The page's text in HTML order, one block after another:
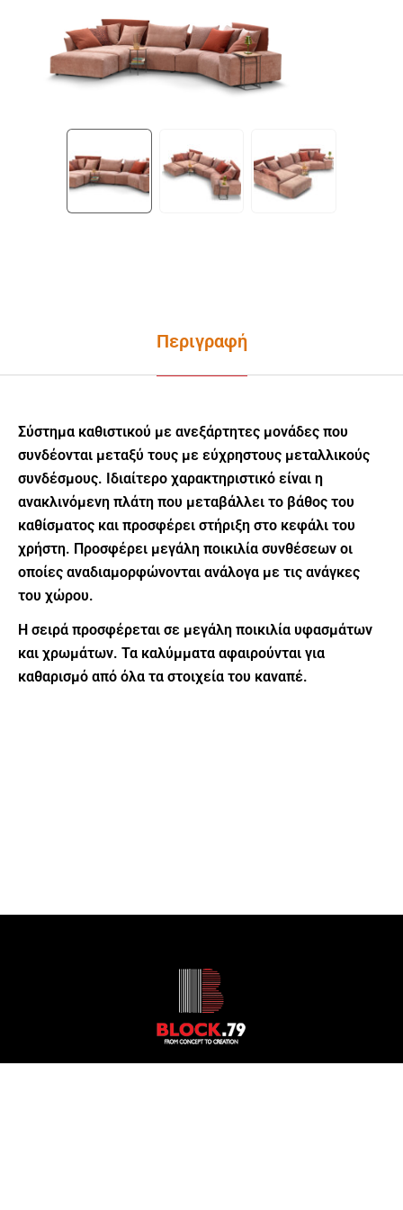
Περιγραφή
Σύστημα καθιστικού με ανεξάρτητες μονάδες που
συνδέονται μεταξύ τους με εύχρηστους μεταλλικούς
συνδέσμους. Ιδιαίτερο χαρακτηριστικό είναι η
ανακλινόμενη πλάτη που μεταβάλλει το βάθος του
καθίσματος και προσφέρει στήριξη στο κεφάλι του
χρήστη. Προσφέρει μεγάλη ποικιλία συνθέσεων οι
οποίες αναδιαμορφώνονται ανάλογα με τις ανάγκες
του χώρου.
Η σειρά προσφέρεται σε μεγάλη ποικιλία υφασμάτων
και χρωμάτων. Τα καλύμματα αφαιρούνται για
καθαρισμό από όλα τα στοιχεία του καναπέ.